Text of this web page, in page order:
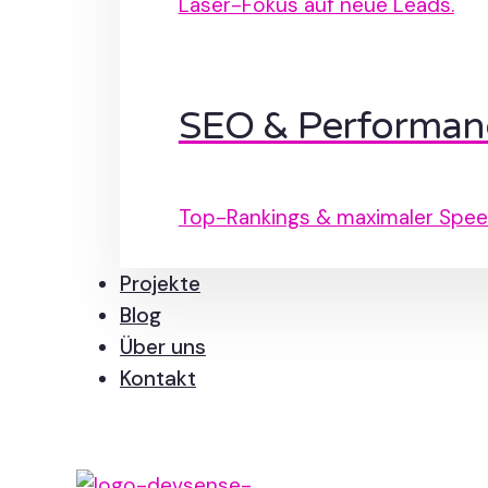
SEO &
Top-Rankings & maximaler
Projekte
Blog
Über uns
Kontakt